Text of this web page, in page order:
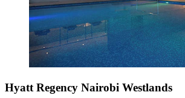
Hyatt Regency Nairobi Westlands